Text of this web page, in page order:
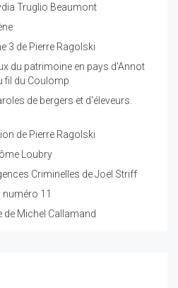
Truglio Beaumont
3 de Pierre Ragolski
du patrimoine en pays d'Annot
fil du Coulomp
de bergers et d'éleveurs.
de Pierre Ragolski
Loubry
Criminelles de Joël Striff
numéro 11
Michel Callamand